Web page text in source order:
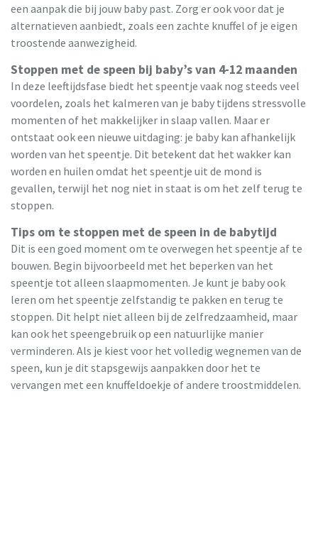
een aanpak die bij jouw baby past. Zorg er ook voor dat je
alternatieven aanbiedt, zoals een zachte knuffel of je eigen
troostende aanwezigheid.
Stoppen met de speen bij baby’s van 4-12 maanden
In deze leeftijdsfase biedt het speentje vaak nog steeds veel
voordelen, zoals het kalmeren van je baby tijdens stressvolle
momenten of het makkelijker in slaap vallen. Maar er
ontstaat ook een nieuwe uitdaging: je baby kan afhankelijk
worden van het speentje. Dit betekent dat het wakker kan
worden en huilen omdat het speentje uit de mond is
gevallen, terwijl het nog niet in staat is om het zelf terug te
stoppen.
Tips om te stoppen met de speen in de babytijd
Dit is een goed moment om te overwegen het speentje af te
bouwen. Begin bijvoorbeeld met het beperken van het
speentje tot alleen slaapmomenten. Je kunt je baby ook
leren om het speentje zelfstandig te pakken en terug te
stoppen. Dit helpt niet alleen bij de zelfredzaamheid, maar
kan ook het speengebruik op een natuurlijke manier
verminderen. Als je kiest voor het volledig wegnemen van de
speen, kun je dit stapsgewijs aanpakken door het te
vervangen met een knuffeldoekje of andere troostmiddelen.